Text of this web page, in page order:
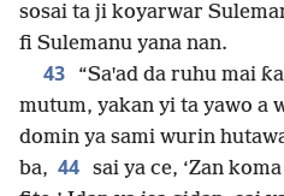
sosai ta ji koyarwar
fi Sulemanu yana nan.
43
“Saꞌad da ruhu mai
mutum, yakan yi ta yawo a
domin ya sami wurin
ba, 44 sai ya ce, ‘Zan